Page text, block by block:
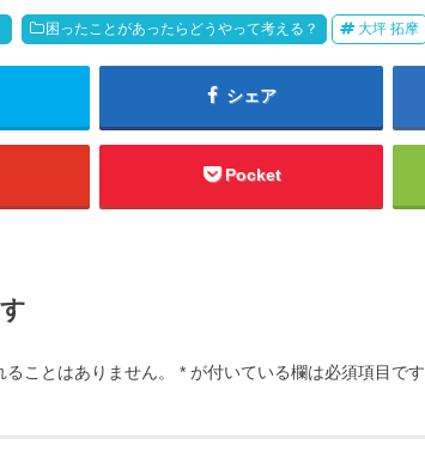
困ったことがあったらどうやって考える？ 大坪 拓摩
シェア
Pocket
ことはありません。 * が付いている欄は必須項目です